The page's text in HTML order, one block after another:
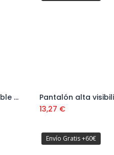
Pantalón Impermeable Amarillo Ref. 288PAFYF
Añadir al carrito
13,27 €
Envío Gratis +60€